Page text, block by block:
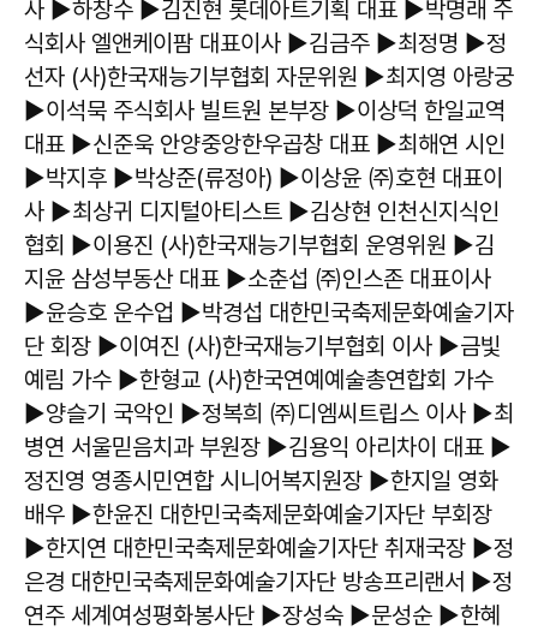
사 ▶하창수 ▶김진현 롯데아트기획 대표 ▶박명래 주
식회사 엘앤케이팜 대표이사 ▶김금주 ▶최정명 ▶정
선자 (사)한국재능기부협회 자문위원 ▶최지영 아랑궁
▶이석묵 주식회사 빌트원 본부장 ▶이상덕 한일교역
대표 ▶신준욱 안양중앙한우곱창 대표 ▶최해연 시인
▶박지후 ▶박상준(류정아) ▶이상윤 ㈜호현 대표이
사 ▶최상귀 디지털아티스트 ▶김상현 인천신지식인
협회 ▶이용진 (사)한국재능기부협회 운영위원 ▶김
지윤 삼성부동산 대표 ▶소춘섭 ㈜인스존 대표이사
▶윤승호 운수업 ▶박경섭 대한민국축제문화예술기자
단 회장 ▶이여진 (사)한국재능기부협회 이사 ▶금빛
예림 가수 ▶한형교 (사)한국연예예술총연합회 가수
▶양슬기 국악인 ▶정복희 ㈜디엠씨트립스 이사 ▶최
병연 서울믿음치과 부원장 ▶김용익 아리차이 대표 ▶
정진영 영종시민연합 시니어복지원장 ▶한지일 영화
배우 ▶한윤진 대한민국축제문화예술기자단 부회장
▶한지연 대한민국축제문화예술기자단 취재국장 ▶정
은경 대한민국축제문화예술기자단 방송프리랜서 ▶정
연주 세계여성평화봉사단 ▶장성숙 ▶문성순 ▶한혜